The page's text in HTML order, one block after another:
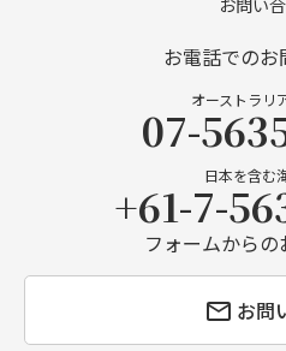
お問い
お電話でのお
オーストラリ
07-
日本を含む
+61-7-
フォームから
お問